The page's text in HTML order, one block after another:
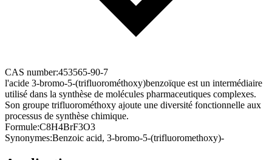
CAS number:453565-90-7
l'acide 3-bromo-5-(trifluorométhoxy)benzoïque est un intermédiaire
utilisé dans la synthèse de molécules pharmaceutiques complexes.
Son groupe trifluorométhoxy ajoute une diversité fonctionnelle aux
processus de synthèse chimique.
Formule:C8H4BrF3O3
Synonymes:Benzoic acid, 3-bromo-5-(trifluoromethoxy)-